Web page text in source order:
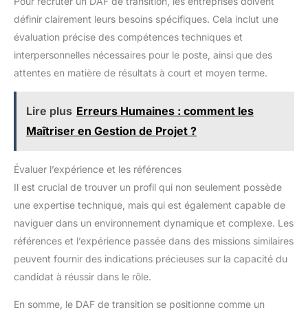
définir clairement leurs besoins spécifiques. Cela inclut une
évaluation précise des compétences techniques et
interpersonnelles nécessaires pour le poste, ainsi que des
attentes en matière de résultats à court et moyen terme.
Lire plus Erreurs Humaines : comment les
Maîtriser en Gestion de Projet ?
Évaluer l’expérience et les références
Il est crucial de trouver un profil qui non seulement possède
une expertise technique, mais qui est également capable de
naviguer dans un environnement dynamique et complexe. Les
références et l’expérience passée dans des missions similaires
peuvent fournir des indications précieuses sur la capacité du
candidat à réussir dans le rôle.
En somme, le DAF de transition se positionne comme un